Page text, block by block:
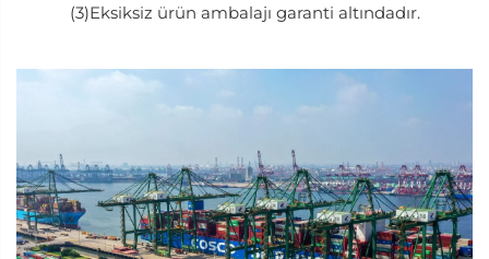
(3)Eksiksiz ürün ambalajı garanti altındadır.